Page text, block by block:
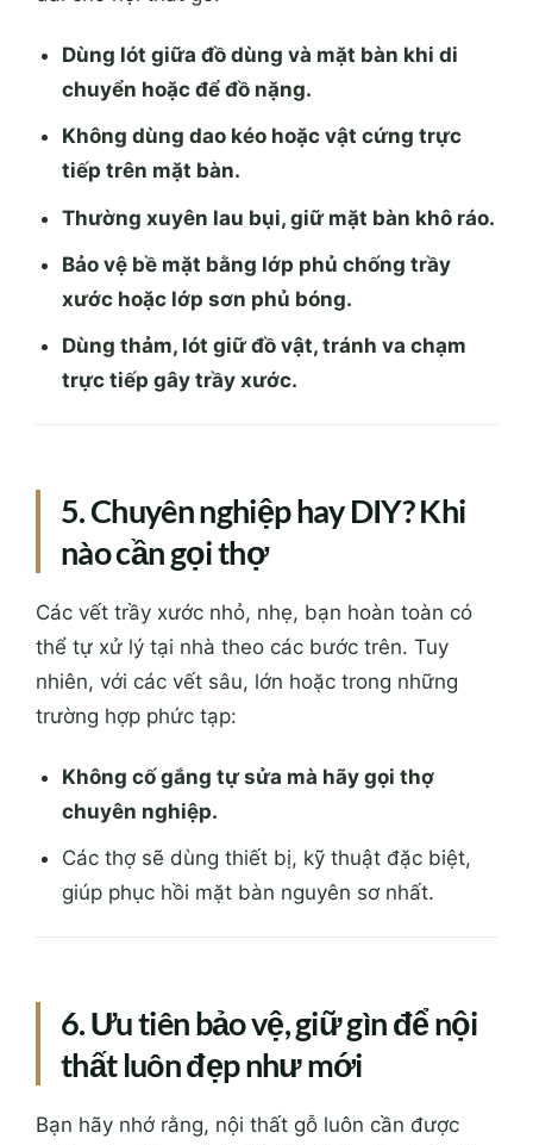
Dùng lót giữa đồ dùng và mặt bàn khi di
chuyển hoặc để đồ nặng.
Không dùng dao kéo hoặc vật cứng trực
tiếp trên mặt bàn.
Thường xuyên lau bụi, giữ mặt bàn khô ráo.
Bảo vệ bề mặt bằng lớp phủ chống trầy
xước hoặc lớp sơn phủ bóng.
Dùng thảm, lót giữ đồ vật, tránh va chạm
trực tiếp gây trầy xước.
5. Chuyên nghiệp hay DIY? Khi
nào cần gọi thợ
Các vết trầy xước nhỏ, nhẹ, bạn hoàn toàn có
thể tự xử lý tại nhà theo các bước trên. Tuy
nhiên, với các vết sâu, lớn hoặc trong những
trường hợp phức tạp:
Không cố gắng tự sửa mà hãy gọi thợ
chuyên nghiệp.
Các thợ sẽ dùng thiết bị, kỹ thuật đặc biệt,
giúp phục hồi mặt bàn nguyên sơ nhất.
6. Ưu tiên bảo vệ, giữ gìn để nội
thất luôn đẹp như mới
Bạn hãy nhớ rằng, nội thất gỗ luôn cần được